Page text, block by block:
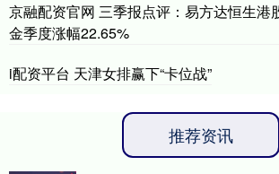
京融配资官网 三季报点评：易方达恒生港
金季度涨幅22.65%
i配资平台 天津女排赢下“卡位战”
推荐资讯